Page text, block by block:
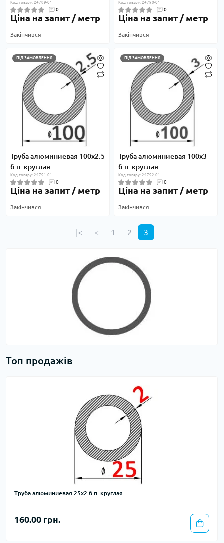
Код товару: 24789-01
0
Ціна на запит / метр
Закінчився
Код товару: 24790-01
0
Ціна на запит / метр
Закінчився
ПІД ЗАМОВЛЕННЯ
Труба алюминиевая 100х2.5
б.п. круглая
Код товару: 24791-01
0
Ціна на запит / метр
Закінчився
ПІД ЗАМОВЛЕННЯ
Труба алюминиевая 100х3
б.п. круглая
Код товару: 24792-01
0
Ціна на запит / метр
Закінчився
|< < 1 2 3
Топ продажів
Труба алюминиевая 25х2 б.п. круглая
160.00 грн.